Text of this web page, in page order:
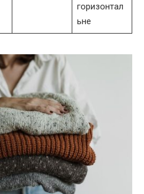
горизонтал
ьне